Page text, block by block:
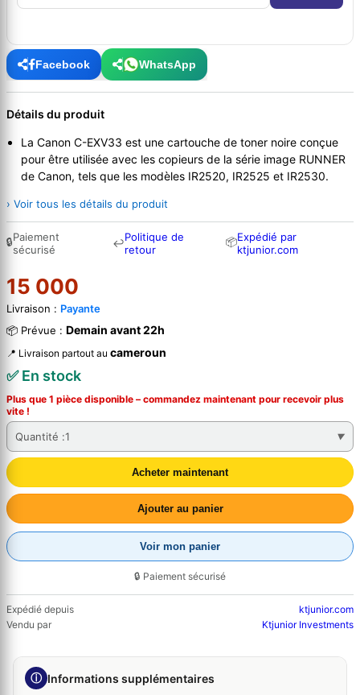
Facebook WhatsApp
Détails du produit
La Canon C-EXV33 est une cartouche de toner noire conçue
pour être utilisée avec les copieurs de la série image RUNNER
de Canon, tels que les modèles IR2520, IR2525 et IR2530.
› Voir tous les détails du produit
🔒Paiement
sécurisé
↩Politique de
retour
📦Expédié par
ktjunior.com
15 000
Livraison : Payante
📦 Prévue : Demain avant 22h
📍 Livraison partout au cameroun
✅ En stock
Plus que 1 pièce disponible – commandez maintenant pour recevoir plus
vite !
Quantité :1
Acheter maintenant
Ajouter au panier
Voir mon panier
🔒 Paiement sécurisé
Expédié depuis
ktjunior.com
Vendu par
Ktjunior Investments
ⓘ Informations supplémentaires